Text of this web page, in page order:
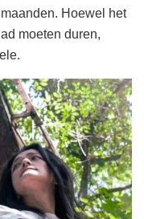
Hoewel het
moeten duren,